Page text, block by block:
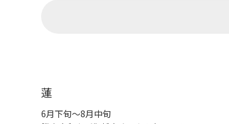
蓮
6月下旬～8月中旬